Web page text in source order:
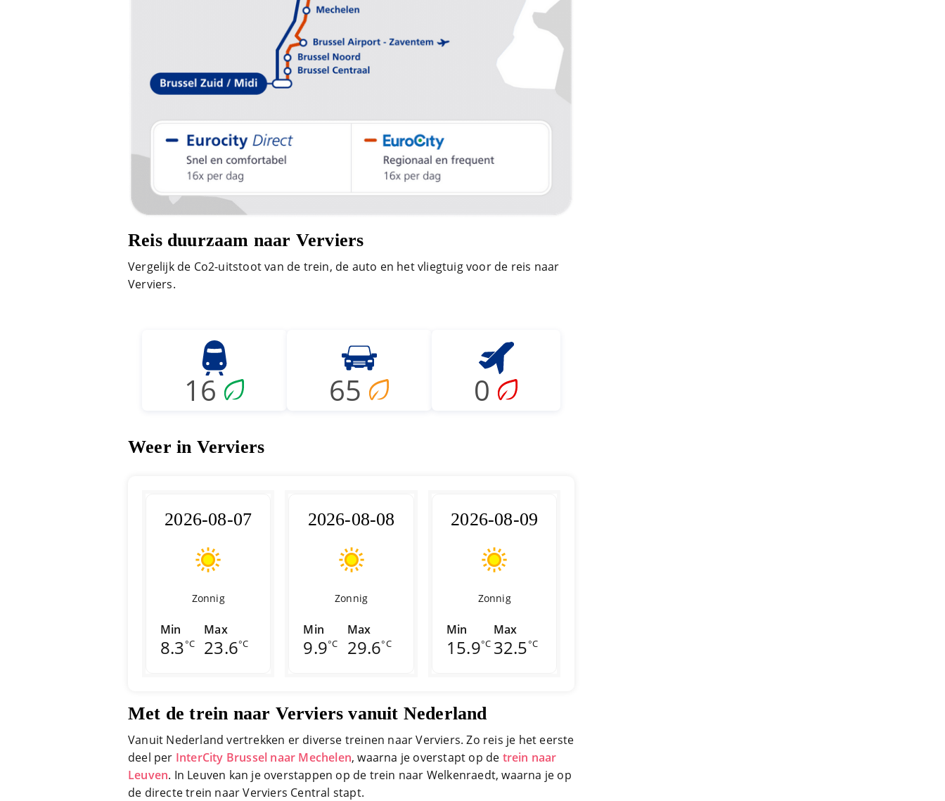
Reis duurzaam naar Verviers
Vergelijk de Co2-uitstoot van de trein, de auto en het vliegtuig voor de reis naar
Verviers.
16 65 0
Weer in Verviers
2026-08-07
Zonnig
Min
8.3°C
Max
23.6°C
2026-08-08
Zonnig
Min
9.9°C
Max
29.6°C
2026-08-09
Zonnig
Min
15.9°C
Max
32.5°C
Met de trein naar Verviers vanuit Nederland
Vanuit Nederland vertrekken er diverse treinen naar Verviers. Zo reis je het eerste
deel per InterCity Brussel naar Mechelen, waarna je overstapt op de trein naar
Leuven. In Leuven kan je overstappen op de trein naar Welkenraedt, waarna je op
de directe trein naar Verviers Central stapt.